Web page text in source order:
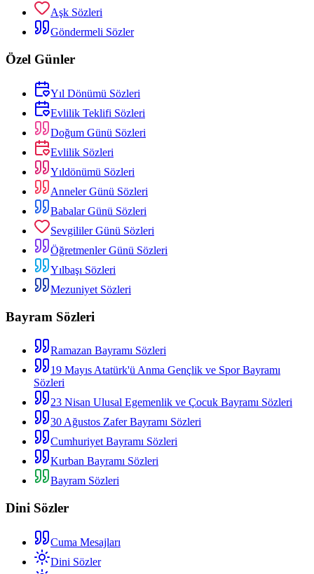
Aşk Sözleri
Göndermeli Sözler
Özel Günler
Yıl Dönümü Sözleri
Evlilik Teklifi Sözleri
Doğum Günü Sözleri
Evlilik Sözleri
Yıldönümü Sözleri
Anneler Günü Sözleri
Babalar Günü Sözleri
Sevgililer Günü Sözleri
Öğretmenler Günü Sözleri
Yılbaşı Sözleri
Mezuniyet Sözleri
Bayram Sözleri
Ramazan Bayramı Sözleri
19 Mayıs Atatürk'ü Anma Gençlik ve Spor Bayramı
Sözleri
23 Nisan Ulusal Egemenlik ve Çocuk Bayramı Sözleri
30 Ağustos Zafer Bayramı Sözleri
Cumhuriyet Bayramı Sözleri
Kurban Bayramı Sözleri
Bayram Sözleri
Dini Sözler
Cuma Mesajları
Dini Sözler